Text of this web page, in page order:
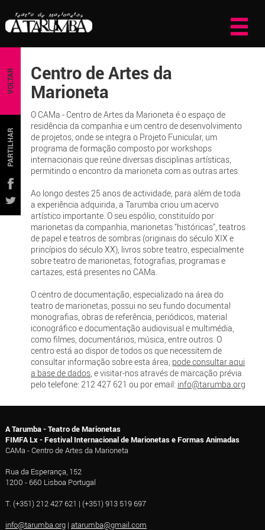
VOLTAR
PARTILHAR
Centro de Artes da
Marioneta
O CAMa - Centro de Artes da Marioneta é o espaço de
residência da companhia e um centro de desenvolvimento
de projetos, onde se integra o Projeto Funicular, um
programa de formação composto por workshops
internacionais que reúne diversas disciplinas artísticas,
permitindo o encontro da marioneta com as outras artes.
Ao longo destes 25 anos de actividade, para além de toda
a experiência adquirida, a Tarumba criou um acervo
artístico importante. O seu espólio, constituído por
marionetas da companhia, marionetas “históricas”, teatros
de papel e teatros de sombras (originais do século XIX e
princípios do século XX), livros sobre teatro, especialmente
sobre teatro de marionetas, fotografias, programas e
cartazes, está presentes no CAMa.
O centro de documentação, especializado na área do
teatro de marionetas, possui no seu fundo documental
monografias, obras de referência, periódicos, material
iconográfico e documentação audiovisual e multimédia,
como filmes, documentários, música, entre outros. O
centro está ao dispor de todos os que necessitem de
consultar informação sobre esta área, pode consultar aqui
a base de dados, e visitar-nos através de marcação prévia
pelo telefone: 212 427 621 ou por email: info@tarumba.org
A Tarumba - Teatro de Marionetas
FIMFA Lx - Festival Internacional de Marionetas e Formas Animadas
CAMa - Centro de Artes da Marioneta
Rua da Esperança, 152
1200 - 660 Lisboa Portugal
T. (+351) 212 427 621 | (+351) 913 519 697
info@tarumba.org| atarumba@gmail.com